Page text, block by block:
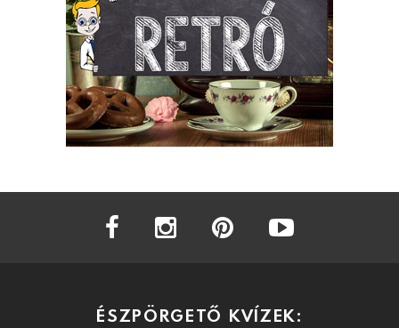
facebook instagram
ÉSZPÖRGETŐ KVÍZEK: